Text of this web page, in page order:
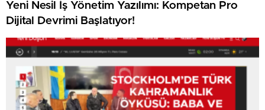
Yeni Nesil İş Yönetim Yazılımı: Kompetan Pro
Dijital Devrimi Başlatıyor!